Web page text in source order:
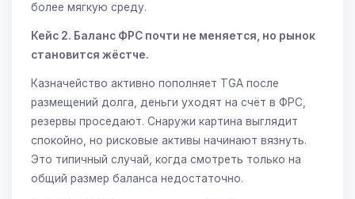
более мягкую среду.
Кейс 2. Баланс ФРС почти не меняется, но рынок
становится жёстче.
Казначейство активно пополняет TGA после
размещений долга, деньги уходят на счёт в ФРС,
резервы проседают. Снаружи картина выглядит
спокойно, но рисковые активы начинают вязнуть.
Это типичный случай, когда смотреть только на
общий размер баланса недостаточно.